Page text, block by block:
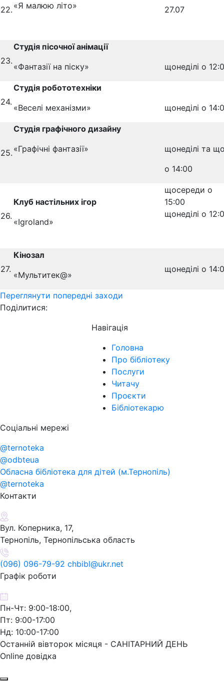
22. «Я малюю літо»
27.07
23.
Студія пісочної анімації
«Фантазії на піску»
щонеділі о
24.
Студія робототехніки
«Веселі механізми»
щонеділі о
25.
Студія графічного дизайну
«Графічні фантазії»
щонеділі та
о 14:00
26.
Клуб настільних ігор
«Igroland»
щосереди о
щонеділі о
27.
Кінозал
«Мультитек@»
щонеділі о
Переглянути попередні заходи
Поділитися:
Навігація
Головна
Про бібліотеку
Послуги
Читачу
Проєкти
Бібліотекарю
Соціальні мережі
@ternoteka
@odbteua
Обласна бібліотека для дітей (м.Тернопіль)
@ternoteka
Контакти
Вул. Коперника, 17,
Тернопіль, Тернопільська область
(096) 096-79-92 chbibl@ukr.net
Графік роботи
Пн-Чт: 9:00-18:00,
Пт: 9:00-17:00
Нд: 10:00-17:00
Останній вівторок місяця - САНІТАРНИЙ ДЕНЬ
Online довідка